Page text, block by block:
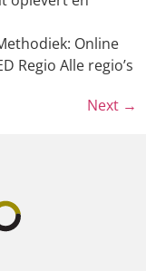
Online
Regio Alle regio’s
Next →